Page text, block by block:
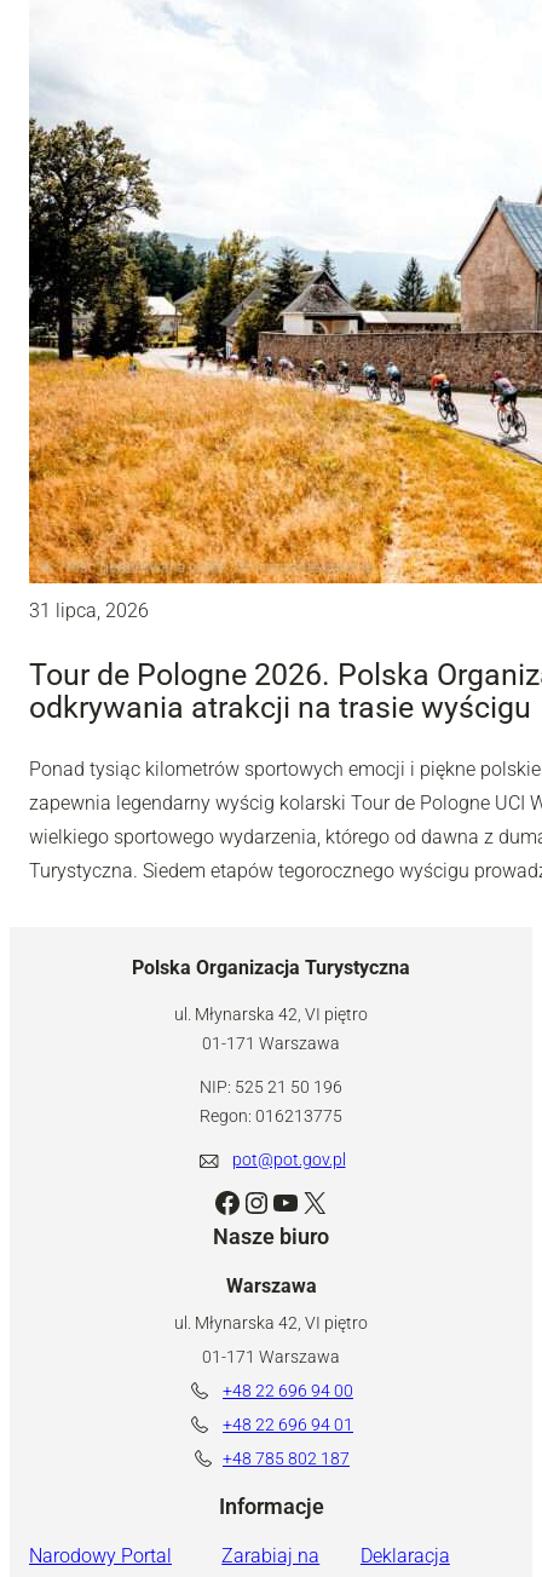
31 lipca, 2026
Tour de Pologne 2026. Polska
odkrywania atrakcji na trasie wyścigu
Ponad tysiąc kilometrów sportowych emocji i piękne
zapewnia legendarny wyścig kolarski Tour de Pologne UCI
wielkiego sportowego wydarzenia, którego od dawna z
Turystyczna. Siedem etapów tegorocznego wyścigu
Polska Organizacja Turystyczna
ul. Młynarska 42, VI piętro
01-171 Warszawa
NIP: 525 21 50 196
Regon: 016213775
pot@pot.gov.pl
Facebook Instagram YouTube X
Nasze biuro
Warszawa
ul. Młynarska 42, VI piętro
01-171 Warszawa
+48 22 696 94 00
+48 22 696 94 01
+48 785 802 187
Informacje
Narodowy Portal
Zarabiaj na
Deklaracja